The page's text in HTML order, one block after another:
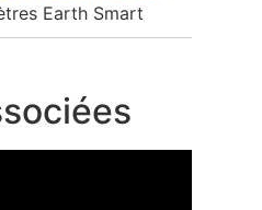
Earth Smart